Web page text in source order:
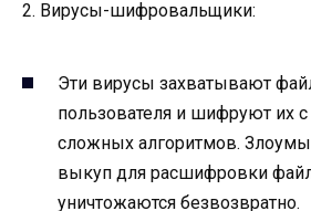
2. Вирусы-шифровальщики:
Эти вирусы захватывают
пользователя и шифруют их
сложных алгоритмов.
выкуп для расшифровки
уничтожаются безвозвратно.